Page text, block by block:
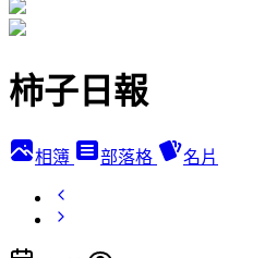
柿子日報
相簿 部落格 名片